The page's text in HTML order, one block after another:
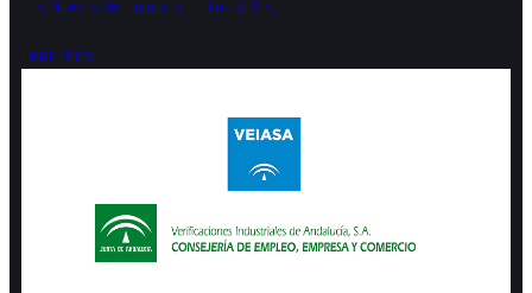
Las Nuevas Tecnologías En Las Aulas
Leer más